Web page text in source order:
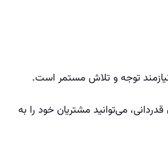
توجه و تلاش مستمر است.
می‌توانید مشتریان خود را به